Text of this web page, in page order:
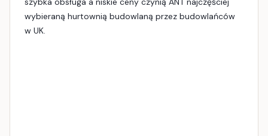
wybieraną hurtownią budowlaną przez budowlańców
w UK.